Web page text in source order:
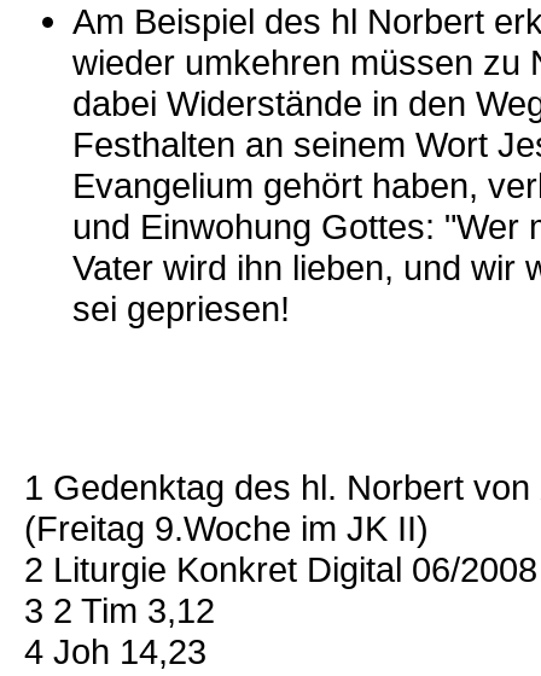
Am Beispiel des hl Norbert
wieder umkehren müssen zu
dabei Widerstände in den
Festhalten an seinem Wort
Evangelium gehört haben,
und Einwohung Gottes: "Wer
Vater wird ihn lieben, und wir
sei gepriesen!
1 Gedenktag des hl. Norbert
(Freitag 9.Woche im JK II)
2 Liturgie Konkret Digital 06/2008
3 2 Tim 3,12
4 Joh 14,23